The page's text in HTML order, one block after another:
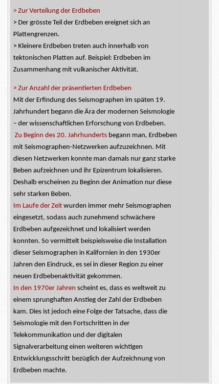
> Zur Verteilung der Erdbeben
> Der grösste Teil der Erdbeben ereignet sich an
Plattengrenzen.
> Kleinere Erdbeben treten auch innerhalb von
tektonischen Platten auf. Beispiel: Erdbeben im
Zusammenhang mit vulkanischer Aktivität.
> Zur Anzahl der präsentierten Erdbeben
Mit der Erfindung des Seismographen im späten 19.
Jahrhundert begann die Ära der modernen Seismologie
– der wissenschaftlichen Erforschung von Erdbeben.
Zu Beginn des 20. Jahrhunderts begann man, Erdbeben
mit Seismographen-Netzwerken aufzuzeichnen. Mit
diesen Netzwerken konnte man damals nur ganz starke
Beben aufzeichnen und ihr Epizentrum lokalisieren.
Deshalb erscheinen zu Beginn der Animation nur diese
sehr starken Beben.
Im Laufe der Zeit wurden immer mehr Seismographen
eingesetzt, sodass auch zunehmend schwächere
Erdbeben aufgezeichnet und lokalisiert werden
konnten. So vermittelt beispielsweise die Installation
dieser Seismographen in Kalifornien in den 1930er
Jahren den Eindruck, es sei in dieser Region zu einer
neuen Erdbebenaktivität gekommen.
In den 1970er Jahren scheint es, dass es weltweit zu
einem sprunghaften Anstieg der Zahl der Erdbeben
kam. Dies ist jedoch eine Folge der Tatsache, dass die
Seismologie mit den Fortschritten in der
Telekommunikation und der digitalen
Signalverarbeitung einen weiteren wichtigen
Entwicklungsschritt bezüglich der Aufzeichnung von
Erdbeben machte.